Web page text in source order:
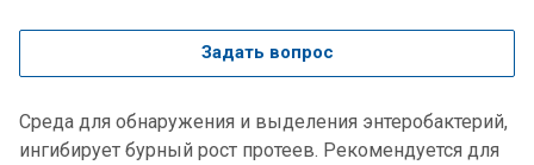
Задать вопрос
Среда для обнаружения и выделения энтеробактерий,
ингибирует бурный рост протеев. Рекомендуется для